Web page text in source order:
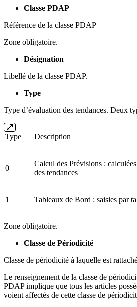
Classe PDAP
Référence de la classe PDAP
Zone obligatoire.
Désignation
Libellé de la classe PDAP.
Type
Type d’évaluation des tendances. Deux
Type Description
0
Calcul des Prévisions :
des tendances
1 Tableaux de Bord : saisies par
Zone obligatoire.
Classe de Périodicité
Classe de périodicité à laquelle est
Le renseignement de la classe de
PDAP implique que tous les articles
voient affectés de cette classe de